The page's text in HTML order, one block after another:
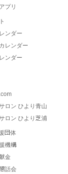
プリ
ンダー
レンダー
ンダー
ロン ひより青山
ロン ひより芝浦
団体
機構
金
話会